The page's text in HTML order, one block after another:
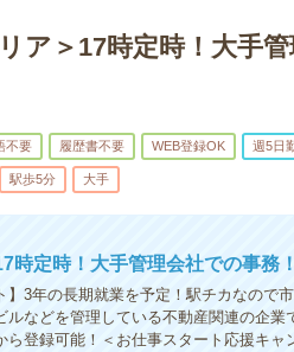
ア＞17時定時！大手管
不要 履歴書不要 WEB登録OK 週5日
駅歩5分 大手
時定時！大手管理会社での事務！
】3年の長期就業を予定！駅チカなので
などを管理している不動産関連の企業
登録可能！＜お仕事スタート応援キャ